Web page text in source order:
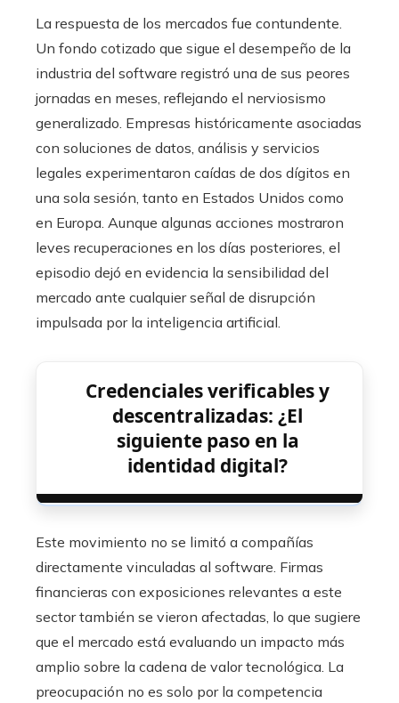
La respuesta de los mercados fue contundente.
Un fondo cotizado que sigue el desempeño de la
industria del software registró una de sus peores
jornadas en meses, reflejando el nerviosismo
generalizado. Empresas históricamente asociadas
con soluciones de datos, análisis y servicios
legales experimentaron caídas de dos dígitos en
una sola sesión, tanto en Estados Unidos como
en Europa. Aunque algunas acciones mostraron
leves recuperaciones en los días posteriores, el
episodio dejó en evidencia la sensibilidad del
mercado ante cualquier señal de disrupción
impulsada por la inteligencia artificial.
Credenciales verificables y
descentralizadas: ¿El
siguiente paso en la
identidad digital?
Este movimiento no se limitó a compañías
directamente vinculadas al software. Firmas
financieras con exposiciones relevantes a este
sector también se vieron afectadas, lo que sugiere
que el mercado está evaluando un impacto más
amplio sobre la cadena de valor tecnológica. La
preocupación no es solo por la competencia